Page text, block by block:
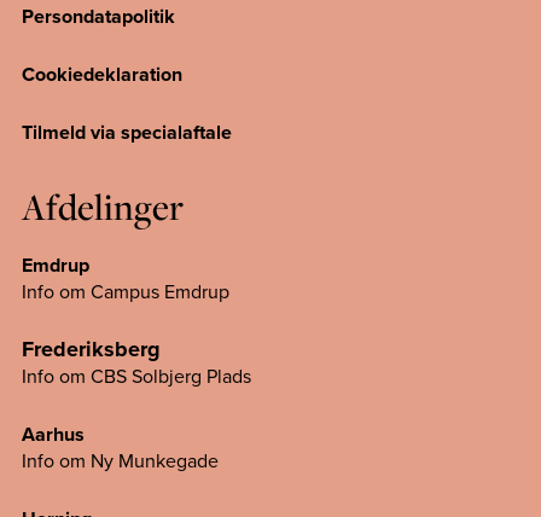
Persondatapolitik
Cookiedeklaration
Tilmeld via specialaftale
Afdelinger
Emdrup
Info om Campus Emdrup
Frederiksberg
Info om CBS Solbjerg Plads
Aarhus
Info om Ny Munkegade